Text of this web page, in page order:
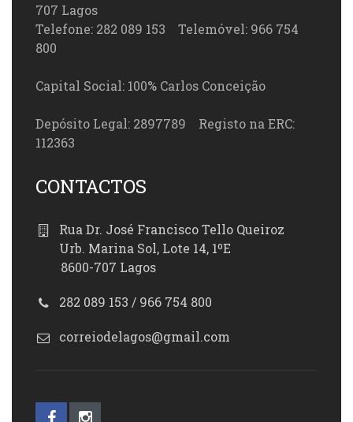
707 Lagos
Telefone: 282 089 153 Telemóvel: 966 754
800
Capital Social: 100% Carlos Conceição
Depósito Legal: 2897789 Registo na ERC:
112363
CONTACTOS
Rua Dr. José Francisco Tello Queiroz
Urb. Marina Sol, Lote 14, 1ºE
8600-707 Lagos
282 089 153 / 966 754 800
correiodelagos@gmail.com